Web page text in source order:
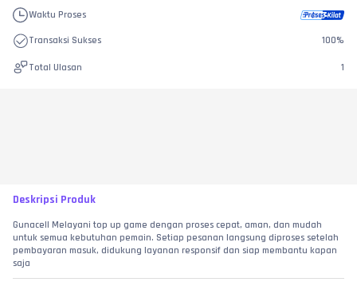
Waktu Proses
Transaksi Sukses 100%
Total Ulasan 1
Deskripsi Produk
Gunacell Melayani top up game dengan proses cepat, aman, dan mudah
untuk semua kebutuhan pemain. Setiap pesanan langsung diproses setelah
pembayaran masuk, didukung layanan responsif dan siap membantu kapan
saja